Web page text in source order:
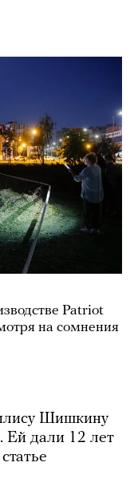
Patriot
на сомнения
Шишкину
Ей дали 12 лет